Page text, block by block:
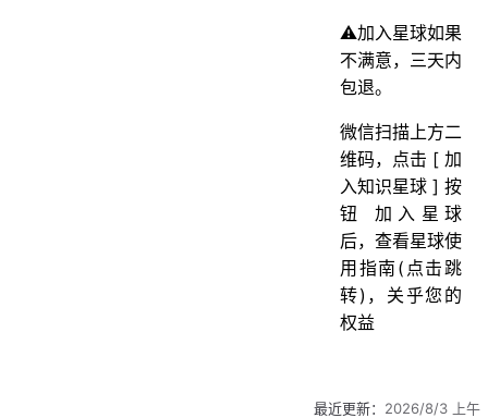
⚠️加入星球如果
不满意，三天内
包退。
微信扫描上方二
维码，点击 [ 加
入知识星球 ] 按
钮 加入星球
后，查看星球使
用指南(点击跳
转)，关乎您的
权益
最近更新： 2026/8/3 上午